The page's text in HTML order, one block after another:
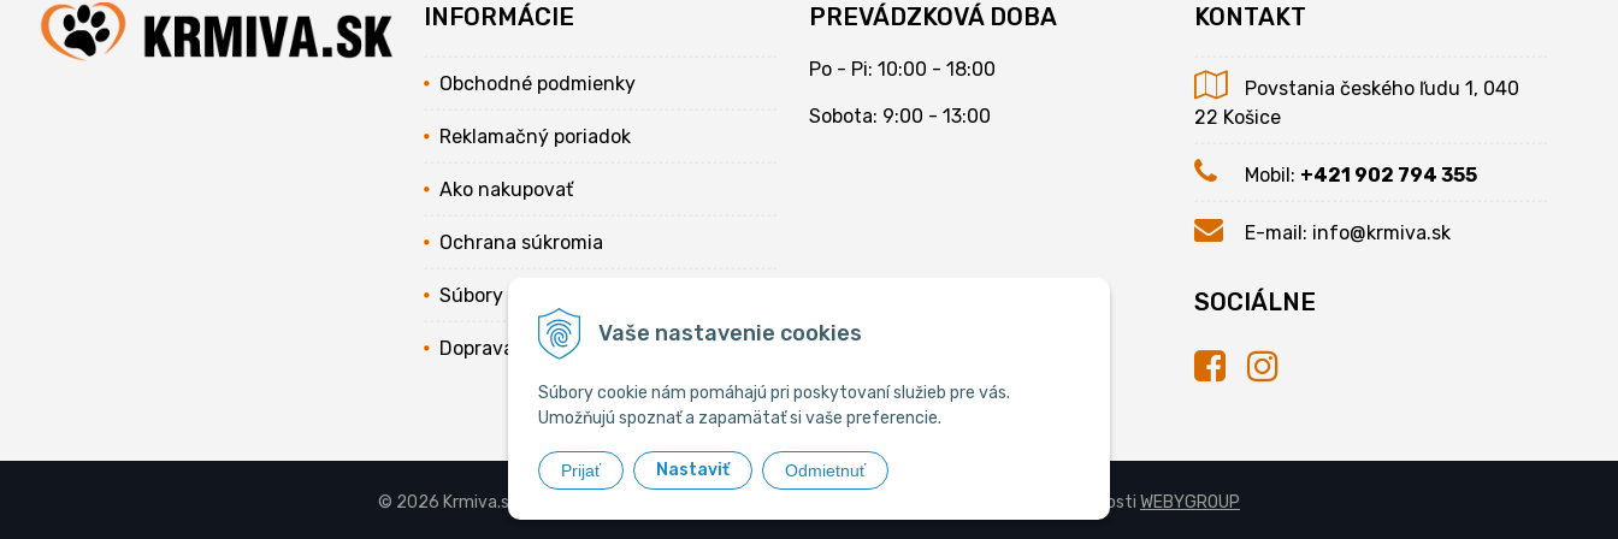
Vaše nastavenie cookies
Súbory cookie nám pomáhajú pri poskytovaní služieb pre vás.
Umožňujú spoznať a zapamätať si vaše preferencie.
Prijať Nastaviť Odmietnuť
INFORMÁCIE
Obchodné podmienky
Reklamačný poriadok
Ako nakupovať
Ochrana súkromia
Súbory cookies
Doprava
PREVÁDZKOVÁ DOBA
Po - Pi: 10:00 - 18:00
Sobota: 9:00 - 13:00
KONTAKT
Povstania českého ľudu 1, 040
22 Košice
Mobil: +421 902 794 355
E-mail: info@krmiva.sk
SOCIÁLNE
© 2026 Krmiva.sk - Chovateľské potreby • spoločnosti WEBYGROUP